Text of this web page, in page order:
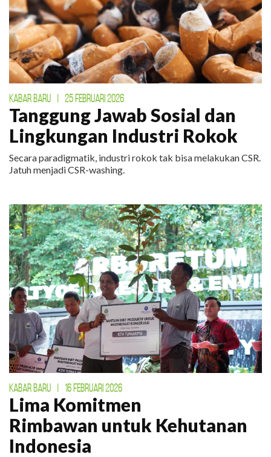
KABAR BARU 25 FEBRUARI 2026
Tanggung Jawab Sosial dan
Lingkungan Industri Rokok
Secara paradigmatik, industri rokok tak bisa melakukan CSR.
Jatuh menjadi CSR-washing.
KABAR BARU | 16 FEBRUARI 2026
Lima Komitmen
Rimbawan untuk Kehutanan
Indonesia